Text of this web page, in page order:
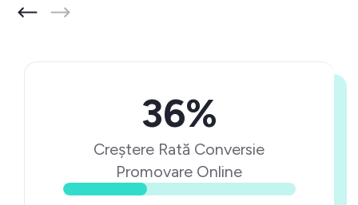
36%
Creștere Rată Conversie
Promovare Online